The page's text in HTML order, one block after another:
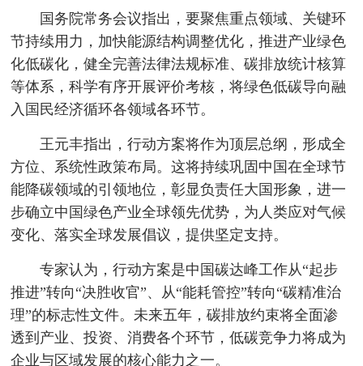
国务院常务会议指出，要聚焦重点领域、关键环
节持续用力，加快能源结构调整优化，推进产业绿色
化低碳化，健全完善法律法规标准、碳排放统计核算
等体系，科学有序开展评价考核，将绿色低碳导向融
入国民经济循环各领域各环节。
王元丰指出，行动方案将作为顶层总纲，形成全
方位、系统性政策布局。这将持续巩固中国在全球节
能降碳领域的引领地位，彰显负责任大国形象，进一
步确立中国绿色产业全球领先优势，为人类应对气候
变化、落实全球发展倡议，提供坚定支持。
专家认为，行动方案是中国碳达峰工作从“起步
推进”转向“决胜收官”、从“能耗管控”转向“碳精准治
理”的标志性文件。未来五年，碳排放约束将全面渗
透到产业、投资、消费各个环节，低碳竞争力将成为
企业与区域发展的核心能力之一。